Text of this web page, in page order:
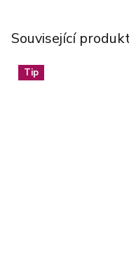
Související
Tip